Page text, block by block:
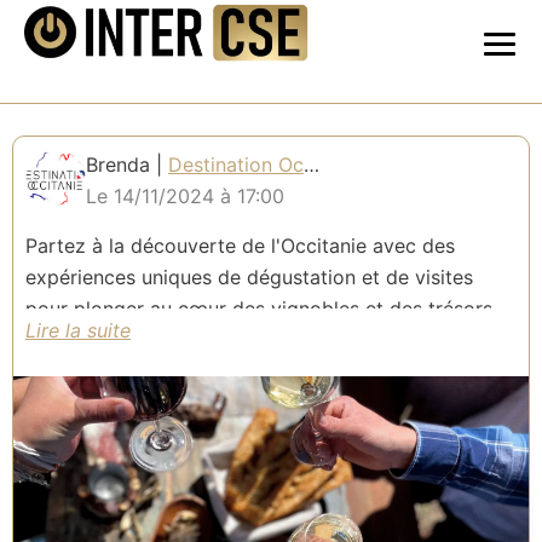
Brenda | Destination Occitanie
Le 14/11/2024 à 17:00
Partez à la découverte de l'Occitanie avec des
expériences uniques de dégustation et de visites
pour plonger au cœur des vignobles et des trésors
de la région, accompagnés par une experte
passionnée qui fera de votre séjour un moment
inoubliable !
Destination Occitanie met en lumière chaque
appellation viticole en offrant la découverte de la
région à travers 5 circuits œnotouristiques en